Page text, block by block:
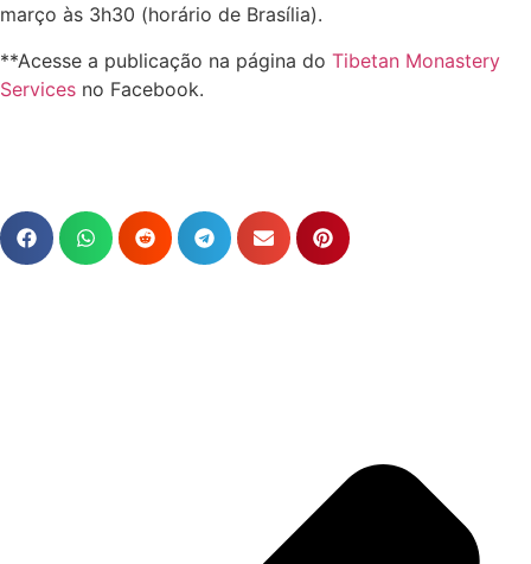
março às 3h30 (horário de Brasília).
**Acesse a publicação na página do Tibetan Monastery
Services no Facebook.